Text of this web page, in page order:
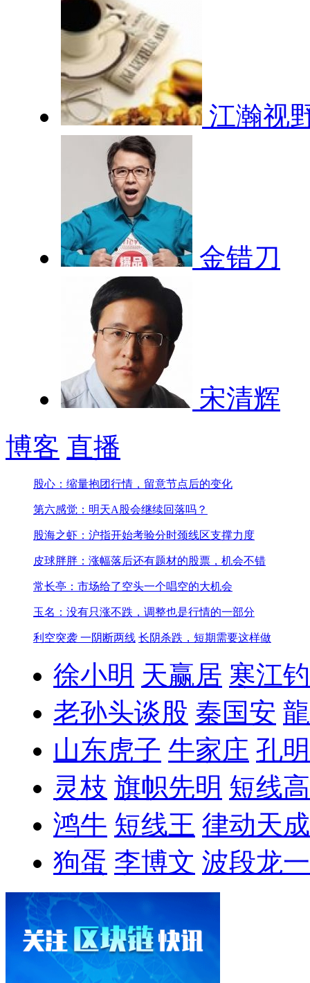
江瀚视
金错刀
宋清辉
博客 直播
股心：缩量抱团行情，留意节点后的变化
第六感觉：明天A股会继续回落吗？
股海之虾：沪指开始考验分时颈线区支撑力度
皮球胖胖：涨幅落后还有题材的股票，机会不错
常长亭：市场给了空头一个唱空的大机会
玉名：没有只涨不跌，调整也是行情的一部分
利空突袭 一阴断两线 长阴杀跌，短期需要这样做
徐小明 天赢居 寒江
老孙头谈股 秦国安
山东虎子 牛家庄 孔
灵枝 旗帜先明 短线
鸿牛 短线王 律动天成
狗蛋 李博文 波段龙一